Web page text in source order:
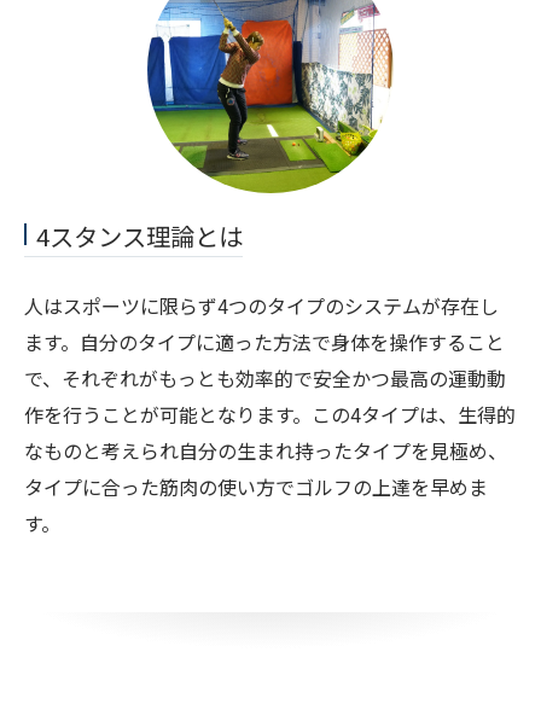
4スタンス理論とは
人はスポーツに限らず4つのタイプのシステムが存在し
ます。自分のタイプに適った方法で身体を操作すること
で、それぞれがもっとも効率的で安全かつ最高の運動動
作を行うことが可能となります。この4タイプは、生得的
なものと考えられ自分の生まれ持ったタイプを見極め、
タイプに合った筋肉の使い方でゴルフの上達を早めま
す。